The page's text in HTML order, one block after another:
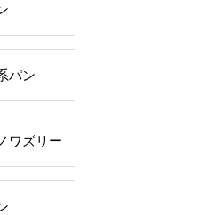
パン
ワズリー